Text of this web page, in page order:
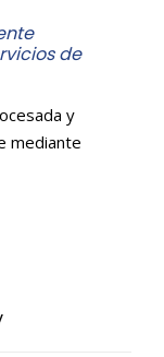
de
y
mediante